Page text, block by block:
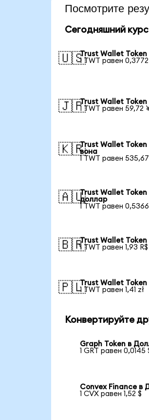
Посмотрите
Сегодняшний
🇺🇸Trust Wallet
1 TWT равен 0,3772
🇯🇵Trust Wallet Token
1 TWT равен 59,72
🇰🇷Trust Wallet
вона
1 TWT равен
🇦🇺Trust Wallet Token
доллар
1 TWT равен
🇧🇷Trust Wallet Token
1 TWT равен 1,93 R$
🇵🇱Trust Wallet Token
1 TWT равен 1,41 zł
Конвертируйте
Graph Token в
1 GRT равен 0,0145
Convex Finance
1 CVX равен 1,52 $